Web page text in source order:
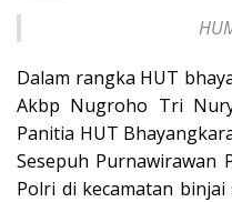
Dalam rangka HUT
Akbp Nugroho Tri
Panitia HUT
Sesepuh Purnawirawan
Polri di kecamatan